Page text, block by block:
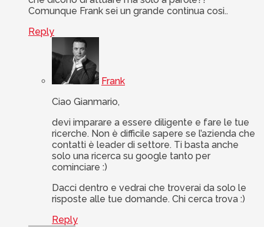
Comunque Frank sei un grande continua cosi..
Reply
Frank
Ciao Gianmario,
devi imparare a essere diligente e fare le tue
ricerche. Non è difficile sapere se l’azienda che
contatti è leader di settore. Ti basta anche
solo una ricerca su google tanto per
cominciare :)
Dacci dentro e vedrai che troverai da solo le
risposte alle tue domande. Chi cerca trova :)
Reply